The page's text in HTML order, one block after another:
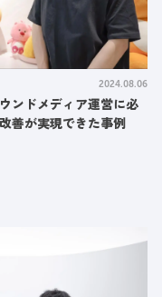
2024.08.06
ンドメディア運営に必
善が実現できた事例